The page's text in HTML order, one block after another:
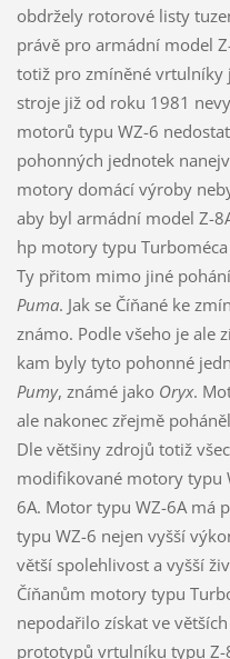
obdržely rotorové listy
právě pro armádní model
totiž pro zmíněné vrtulníky
stroje již od roku 1981
motorů typu WZ-6
pohonných jednotek
motory domácí výroby
aby byl armádní model Z-
hp motory typu Turboméca
Ty přitom mimo jiné
Puma. Jak se Číňané ke
známo. Podle všeho je ale
kam byly tyto pohonné
Pumy, známé jako Oryx.
ale nakonec zřejmě
Dle většiny zdrojů totiž
modifikované motory typu
6A. Motor typu WZ-6A má
typu WZ-6 nejen vyšší
větší spolehlivost a vyšší
Číňanům motory typu
nepodařilo získat ve
prototypů vrtulníku typu Z-